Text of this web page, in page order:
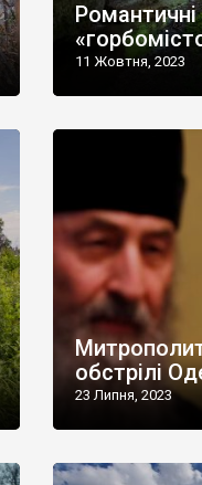
Романтичні
11 Жовтня, 2023
обстрілі
23 Липня, 2023